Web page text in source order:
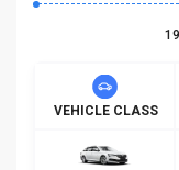
VEHICLE CLASS